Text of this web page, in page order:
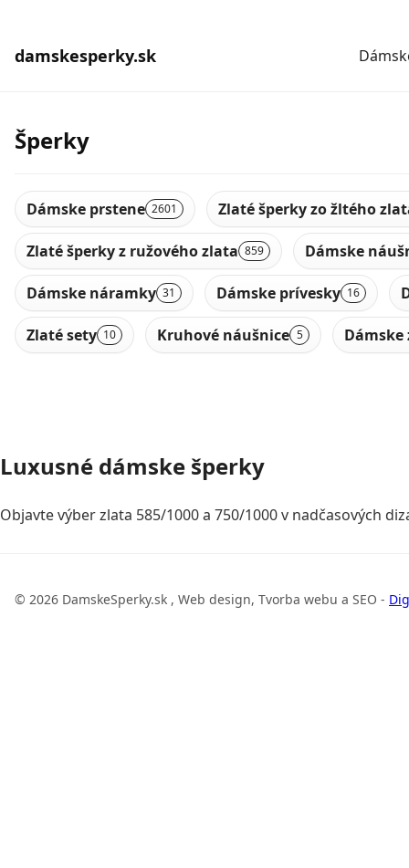
damskesperky.sk
Šperky
Dámske prstene 2601 Zlaté šperky zo žltého
Zlaté šperky z ružového zlata 859 Dámske
Dámske náramky 31 Dámske prívesky 16
Zlaté sety 10 Kruhové náušnice 5
Luxusné dámske šperky
Objavte výber zlata 585/1000 a 750/1000 v nadčasových
© 2026 DamskeSperky.sk , Web design, Tvorba webu a SEO -